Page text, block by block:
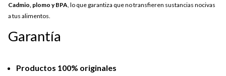
Cadmio, plomo y BPA , lo que garantiza que no transfieren sustancias nocivas
a tus alimentos.
Garantía
Productos 100% originales